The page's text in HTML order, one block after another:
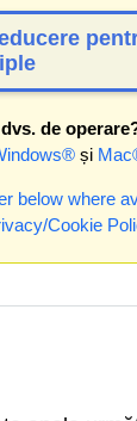
de
și
below where
Cookie